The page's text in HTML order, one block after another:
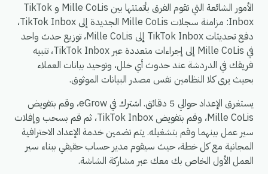
الأمور الشائعة التي تقوم الفرق بأتمتتها بين Mille CoLis و TikTok
Inbox: مزامنة سجلات Mille CoLis الجديدة إلى TikTok Inbox،
دفع تحديثات TikTok Inbox إلى Mille CoLis، توزيع حدث واحد
في Mille CoLis إلى إجراءات متعددة عبر TikTok Inbox، تنبيه
فريقك في الدردشة عند حدوث أي خلل، وتوحيد بيانات العملاء
بحيث يرى كلا النظامين نفس مصدر البيانات الموثوق.
يستغرق الإعداد حوالي 5 دقائق. اشترك في eGrow، وقم بتفويض
Mille CoLis، وقم بتفويض TikTok Inbox، ثم قم بسحب وإفلات
سير عمل بينهما وقم بتشغيله. يتم تضمين خدمة الإعداد الاحترافية
المجانية مع كل خطة، حيث سيقوم مدير حساب حقيقي ببناء سير
العمل الأول الخاص بك معك عبر مشاركة الشاشة.